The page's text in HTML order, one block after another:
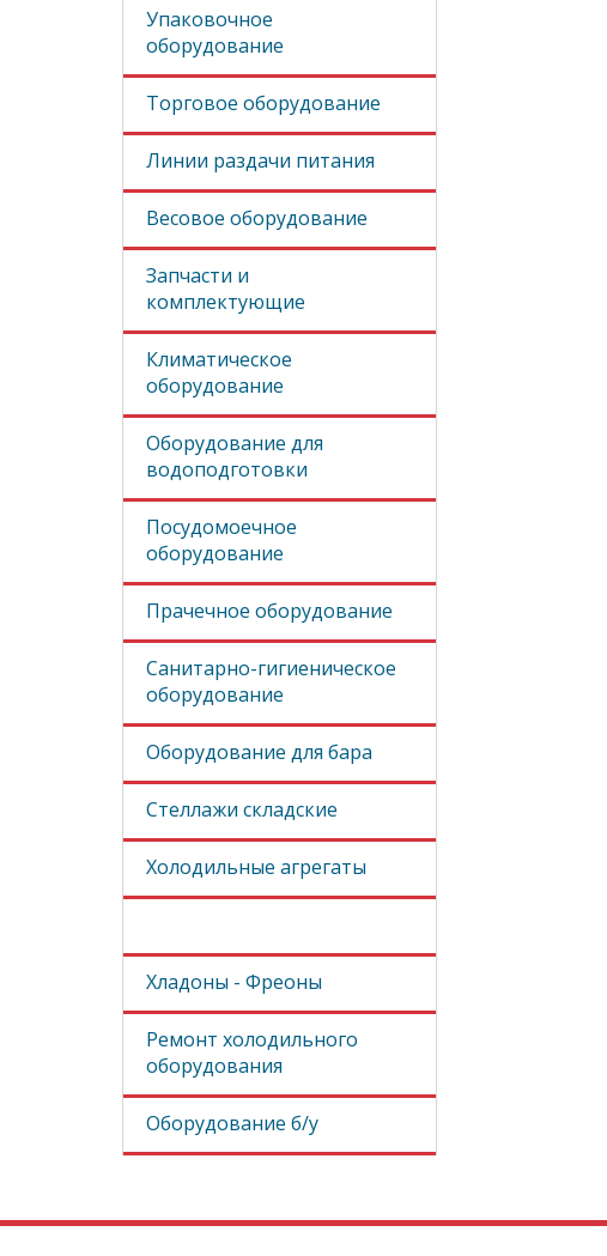
Упаковочное
оборудование
Торговое оборудование
Линии раздачи питания
Весовое оборудование
Запчасти и
комплектующие
Климатическое
оборудование
Оборудование для
водоподготовки
Посудомоечное
оборудование
Прачечное оборудование
Санитарно-гигиеническое
оборудование
Оборудование для бара
Стеллажи складские
Холодильные агрегаты
Хладоны - Фреоны
Ремонт холодильного
оборудования
Оборудование б/у